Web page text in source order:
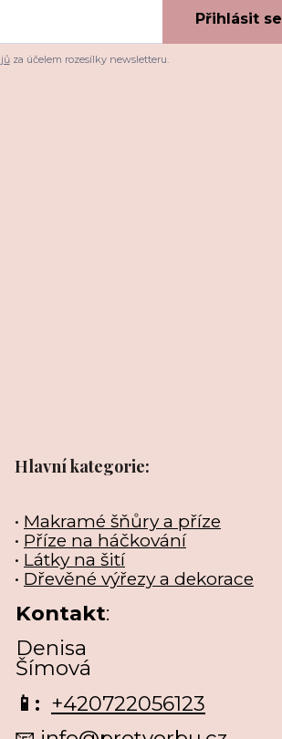
Přihlásit se
za účelem rozesílky newsletteru.
Hlavní kategorie:
• Makramé šňůry a příze
• Příze na háčkování
• Látky na šití
• Dřevěné výřezy a dekorace
Kontakt:
Denisa
Šímová
📱: +420722056123